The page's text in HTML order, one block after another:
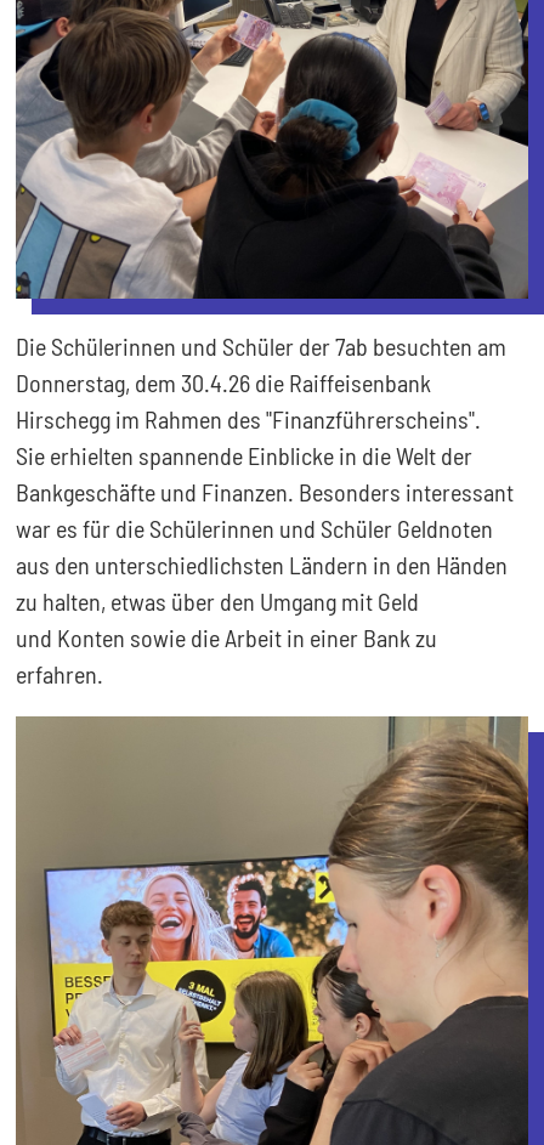
Die Schülerinnen und Schüler der 7ab besuchten am
Donnerstag, dem 30.4.26 die Raiffeisenbank
Hirschegg im Rahmen des "Finanzführerscheins".
Sie erhielten spannende Einblicke in die Welt der
Bankgeschäfte und Finanzen. Besonders interessant
war es für die Schülerinnen und Schüler Geldnoten
aus den unterschiedlichsten Ländern in den Händen
zu halten, etwas über den Umgang mit Geld
und Konten sowie die Arbeit in einer Bank zu
erfahren.